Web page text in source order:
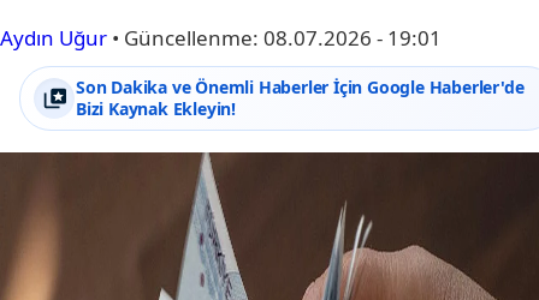
Aydın Uğur • Güncellenme: 08.07.2026 - 19:01
Son Dakika ve Önemli Haberler İçin Google Haberler'de
Bizi Kaynak Ekleyin!